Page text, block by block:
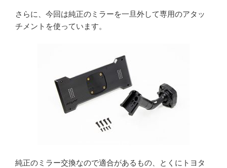
さらに、今回は純正のミラーを一旦外して専用のアタッ
チメントを使っています。
純正のミラー交換なので適合があるもの、とくにトヨタ